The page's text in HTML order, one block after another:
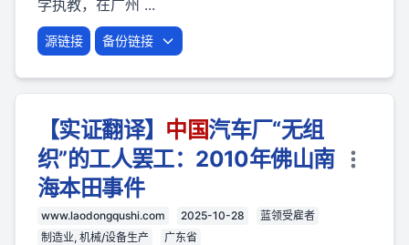
学执教，在广州 ...
源链接 备份链接
【实证翻译】 中国汽车厂“无组
织”的工人罢工：2010年佛山南
海本田事件
www.laodongqushi.com 2025-10-28
蓝领受雇者
制造业, 机械/设备生产
广东省